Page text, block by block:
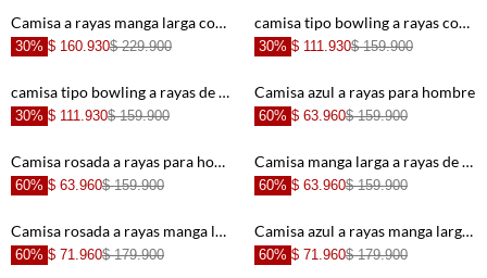
+ +
+ +
+ +
+ +
Camisa a rayas manga larga con acabado suave para hombre
30% $ 160.930$ 229.900
camisa tipo bowling a rayas con diseño versátil para hombre
30% $ 111.930$ 159.900
camisa tipo bowling a rayas de acabado suave para hombre de silueta ajustada
30% $ 111.930$ 159.900
Camisa azul a rayas para hombre
60% $ 63.960$ 159.900
Camisa rosada a rayas para hombre
60% $ 63.960$ 159.900
Camisa manga larga a rayas de color para hombre
60% $ 63.960$ 159.900
Camisa rosada a rayas manga larga para hombre
60% $ 71.960$ 179.900
Camisa azul a rayas manga larga para hombre
60% $ 71.960$ 179.900